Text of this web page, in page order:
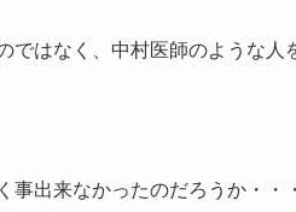
はなく、中村医師のような人
事出来なかったのだろうか・・